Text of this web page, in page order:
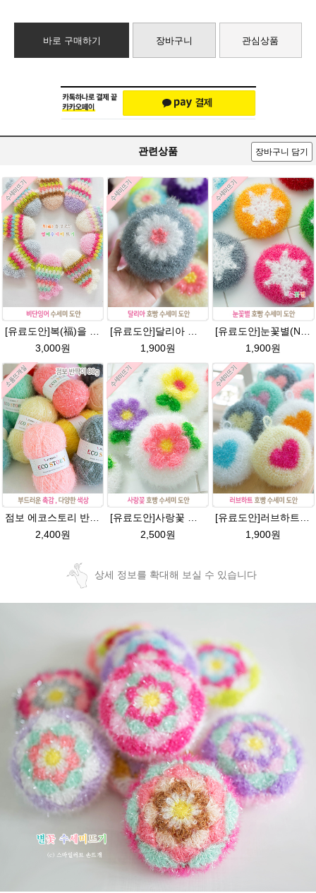
바로 구매하기 장바구니 관심상품
관련상품 장바구니 담기
[유료도안]복(福)을 부르는 비단잉어 수세미 코바늘뜨기 도안+꼬리부분 동영상 /복수세미뜨기/수세미실/반짝이수세미/반짝이실/ 힐링 웰빙수세미 퐁퐁수세미 코바늘수세미
3,000원
[유료도안]달리아 호빵수세미뜨기 도안(수세미실은 옵션에서 추가구매 가능)/꽃수세미도안 /별호빵수세미처럼 예쁜수세미뜨기/빤짝이수세미실/웰빙수세미실/고급수세미실/데이지 반짝이수세미
1,900원
[유료도안]눈꽃별(NO.1) 수세미뜨기 도안(수세미실은 옵션에서 추가구매 가능)/별호빵수세미처럼 예쁜수세미뜨기/반짝이 수세미실/웰빙수세미실/고급수세미실/눈꽃 반짝이수세미 눈꽃수세미
1,900원
2,400원
2,500원
1,900원
상세 정보를 확대해 보실 수 있습니다